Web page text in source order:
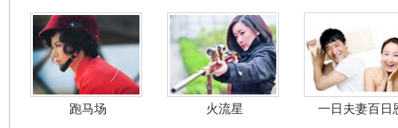
跑马场 火流星 一日夫妻百日